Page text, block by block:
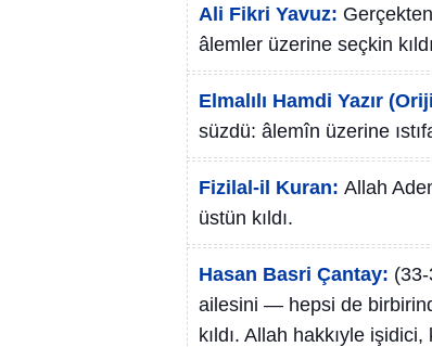
Ali Fikri Yavuz:
âlemler üzerine seçkin
Elmalılı Hamdi Yazır
süzdü: âlemîn üzerine
Fizilal-il Kuran: Allah
üstün kıldı.
Hasan Basri Çantay:
ailesini — hepsi de
kıldı. Allah hakkıyle